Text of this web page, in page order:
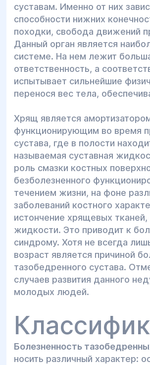
суставам. Именно от них
способности нижних
походки, свобода движений
Данный орган является
системе. На нем лежит
ответственность, а
испытывает сильнейшие
перенося вес тела,
Хрящ является
функционирующим во время
сустава, где в полости
называемая суставная
роль смазки костных
безболезненного
течением жизни, на фоне
заболеваний костного
истончение хрящевых
жидкости. Это приводит к
синдрому. Хотя не всегда
возраст является причиной
тазобедренного сустава.
случаев развития данного
молодых людей.
Болезненность
носить различный характер: